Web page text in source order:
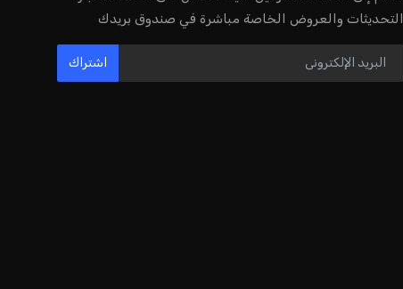
التحديثات والعروض الخاصة مباشرة في صندوق بريدك
اشتراك